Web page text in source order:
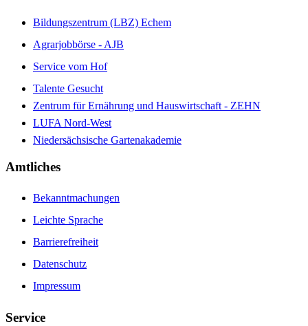
Bildungszentrum (LBZ) Echem
Agrarjobbörse - AJB
Service vom Hof
Talente Gesucht
Zentrum für Ernährung und Hauswirtschaft - ZEHN
LUFA Nord-West
Niedersächsische Gartenakademie
Amtliches
Bekanntmachungen
Leichte Sprache
Barrierefreiheit
Datenschutz
Impressum
Service